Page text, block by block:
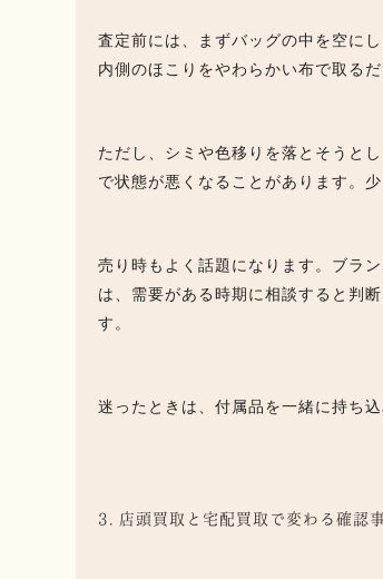
査定前には、まずバッグの中を空に
内側のほこりをやわらかい布で取る
ただし、シミや色移りを落とそうと
で状態が悪くなることがあります。
売り時もよく話題になります。ブラ
は、需要がある時期に相談すると判
す。
迷ったときは、付属品を一緒に持ち
3. 店頭買取と宅配買取で変わる確認